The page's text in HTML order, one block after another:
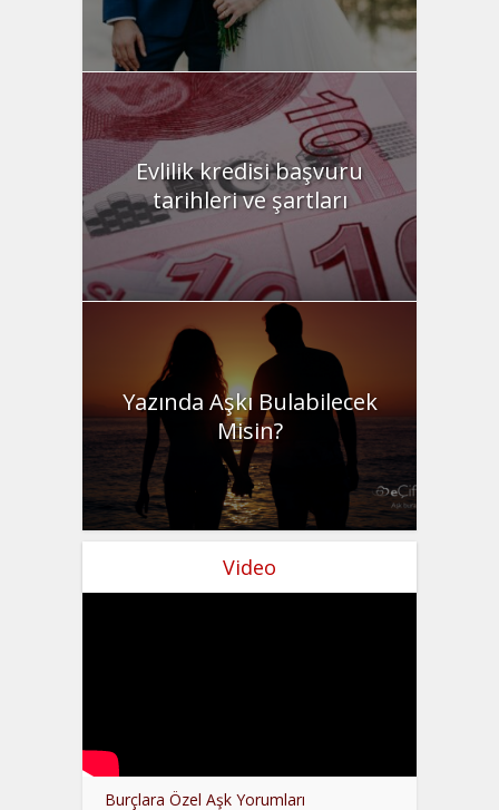
Evlilik kredisi başvuru
tarihleri ve şartları
Yazında Aşkı Bulabilecek
Misin?
Video
Burçlara Özel Aşk Yorumları